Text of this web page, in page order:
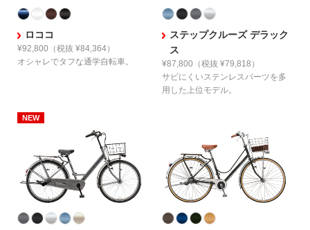
ロココ
¥92,800 （税抜 ¥84,364）
オシャレでタフな通学自転車。
ステップクルーズ デラック
ス
¥87,800 （税抜 ¥79,818）
サビにくいステンレスパーツを多
用した上位モデル。